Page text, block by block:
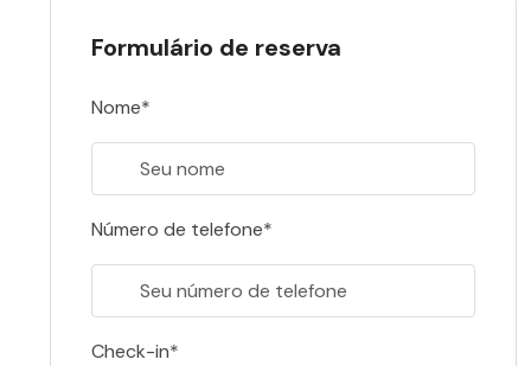
Formulário de reserva
Nome*
Número de telefone*
Check-in*